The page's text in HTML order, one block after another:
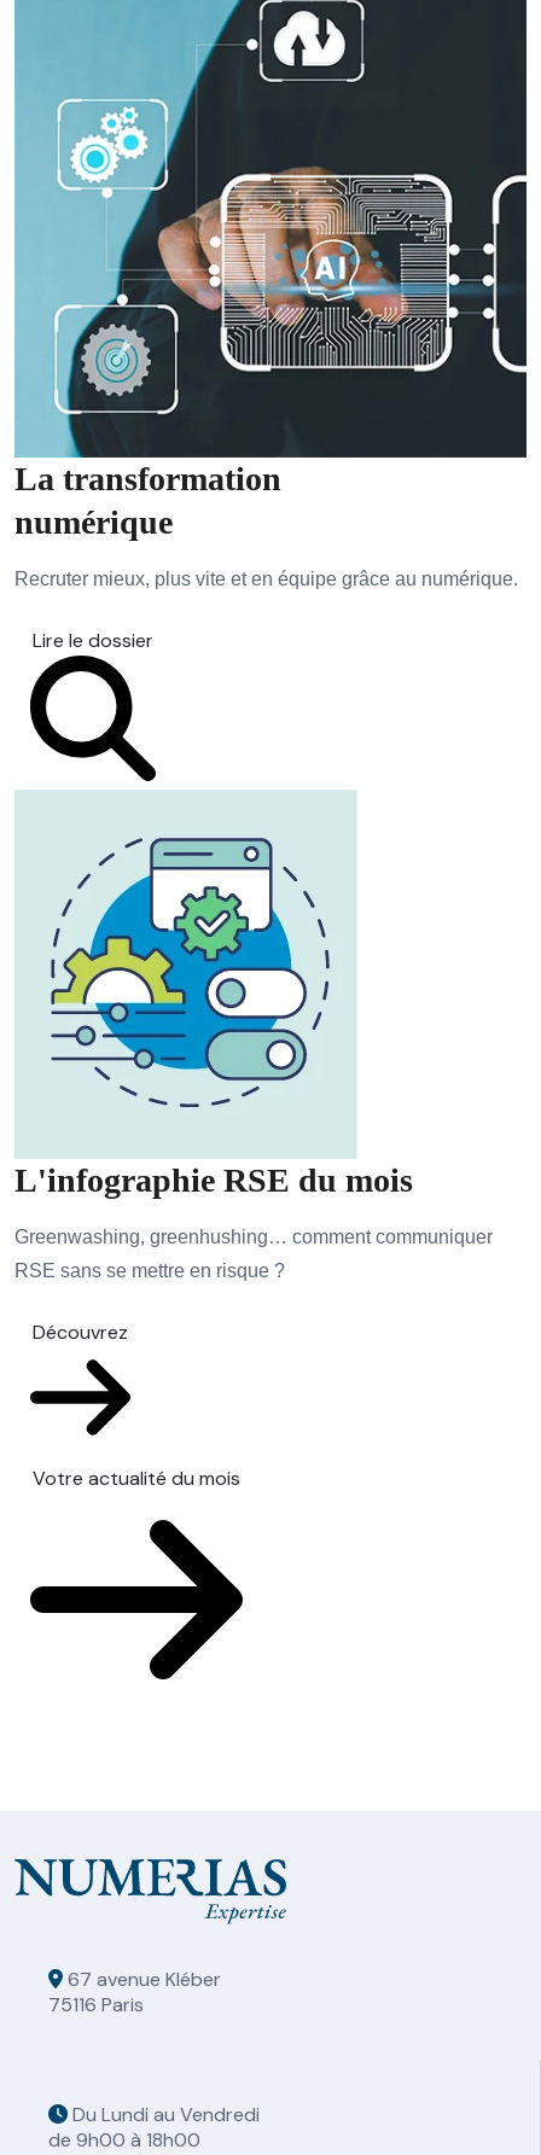
La transformation
numérique
Recruter mieux, plus vite et en équipe grâce au numérique.
Lire le dossier
L'infographie RSE du mois
Greenwashing, greenhushing… comment communiquer
RSE sans se mettre en risque ?
Découvrez
Votre actualité du mois
67 avenue Kléber
75116 Paris
Du Lundi au Vendredi
de 9h00 à 18h00